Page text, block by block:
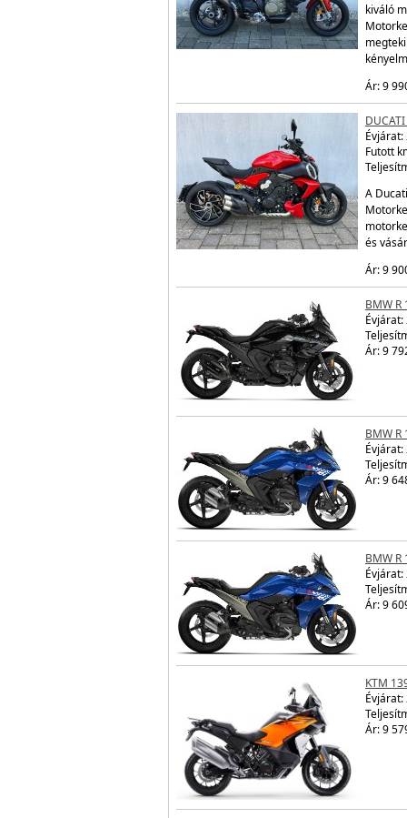
kiváló
Ár: 9
Évjárat:
Futott
A
és
Ár: 9
BMW R
Évjárat:
Ár: 9
BMW R
Évjárat:
Ár: 9
BMW R
Évjárat:
Ár: 9
KTM
Évjárat:
Ár: 9